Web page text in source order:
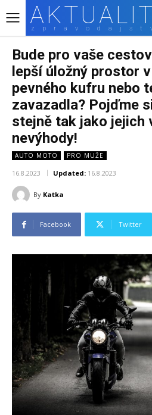
Bude pro vaše
lepší úložný prostor
pevného kufru nebo
zavazadla? Pojďme
stejně tak jako jejich
nevýhody!
AUTO MOTO PRO MUŽE
16.8.2023 Updated: 16.8.2023
By Katka
Facebook Twitter